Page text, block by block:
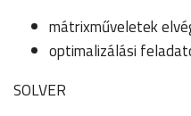
mátrixműveletek
optimalizálási
SOLVER